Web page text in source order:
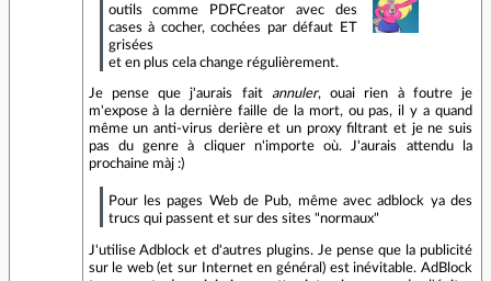
outils comme PDFCreator avec des
cases à cocher, cochées par défaut ET
grisées
et en plus cela change régulièrement.
Je pense que j'aurais fait annuler, ouai rien à foutre je
m'expose à la dernière faille de la mort, ou pas, il y a quand
même un anti-virus derière et un proxy filtrant et je ne suis
pas du genre à cliquer n'importe où. J'aurais attendu la
prochaine màj :)
Pour les pages Web de Pub, même avec adblock ya des
trucs qui passent et sur des sites "normaux"
J'utilise Adblock et d'autres plugins. Je pense que la publicité
sur le web (et sur Internet en général) est inévitable. AdBlock